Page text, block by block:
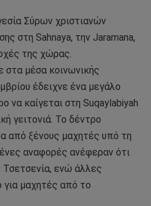
Σύρων χριστιανών
στη Sahnaya, την Jaramana,
της χώρας.
στα μέσα κοινωνικής
έδειχνε ένα μεγάλο
να καίγεται στη Suqaylabiyah
γειτονιά. Το δέντρο
από ξένους μαχητές υπό τη
αναφορές ανέφεραν ότι
Τσετσενία, ενώ άλλες
για μαχητές από το